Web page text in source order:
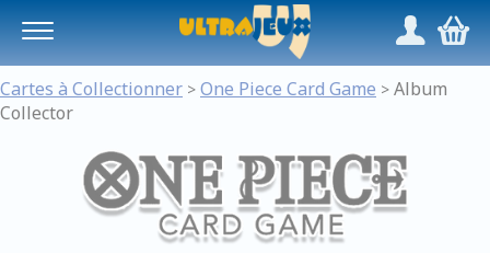
/,
Cartes à Collectionner > One Piece Card Game > Album
Collector